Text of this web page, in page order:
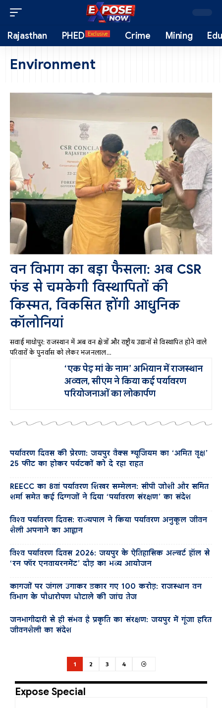
Rajasthan PHED Exclusive Crime Mining
Environment
वन विभाग का बड़ा फैसला: अब CSR
फंड से चमकेगी विस्थापितों की
किस्मत, विकसित होंगी आधुनिक
कॉलोनियां
सवाई माधोपुर: राजस्थान में अब वन क्षेत्रों और राष्ट्रीय उद्यानों से विस्थापित होने वाले
परिवारों के पुनर्वास को लेकर भजनलाल…
‘एक पेड़ मां के नाम’ अभियान में राजस्थान
अव्वल, सीएम ने किया कई पर्यावरण
परियोजनाओं का लोकार्पण
पर्यावरण दिवस की प्रेरणा: जयपुर वैक्स म्यूजियम का ‘अमित वृक्ष’
25 फीट का होकर पर्यटकों को दे रहा राहत
REECC का 8वां पर्यावरण शिखर सम्मेलन: सीपी जोशी और समित
शर्मा समेत कई दिग्गजों ने दिया ‘पर्यावरण संरक्षण’ का संदेश
विश्व पर्यावरण दिवस: राज्यपाल ने किया पर्यावरण अनुकूल जीवन
शैली अपनाने का आह्वान
विश्व पर्यावरण दिवस 2026: जयपुर के ऐतिहासिक अल्बर्ट हॉल से
‘रन फॉर एनवायरनमेंट’ दौड़ का भव्य आयोजन
कागजों पर जंगल उगाकर डकार गए 100 करोड़: राजस्थान वन
विभाग के पौधारोपण घोटाले की जांच तेज
जनभागीदारी से ही संभव है प्रकृति का संरक्षण: जयपुर में गूंजा हरित
जीवनशैली का संदेश
1 2 3 4
Expose Special